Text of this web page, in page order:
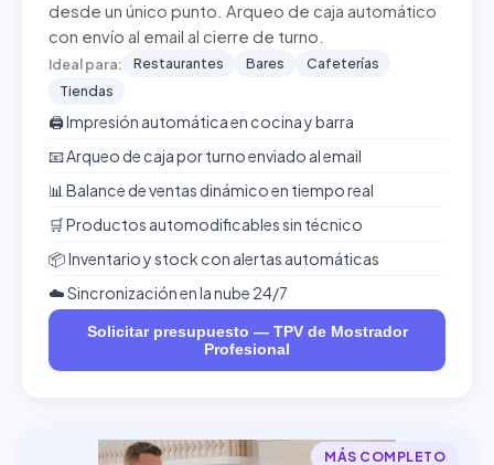
desde un único punto. Arqueo de caja automático
con envío al email al cierre de turno.
Ideal para: Restaurantes Bares
Cafeterías
Tiendas
🖨️ Impresión automática en cocina y barra
📧 Arqueo de caja por turno enviado al email
📊 Balance de ventas dinámico en tiempo real
🛒 Productos automodificables sin técnico
📦 Inventario y stock con alertas automáticas
☁️ Sincronización en la nube 24/7
Solicitar presupuesto — TPV de Mostrador
Profesional
MÁS COMPLETO